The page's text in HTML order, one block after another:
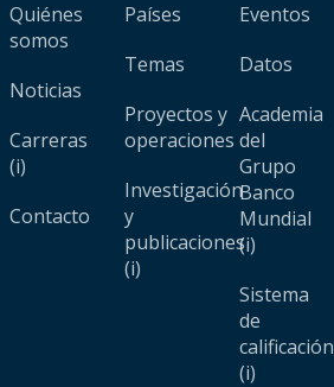
Quiénes
somos
Noticias
Carreras
(i)
Contacto
Países
Temas
Proyectos y
operaciones
Investigación
y
publicaciones
(i)
Eventos
Datos
Academia
del
Grupo
Banco
Mundial
(i)
Sistema
de
calificación
(i)